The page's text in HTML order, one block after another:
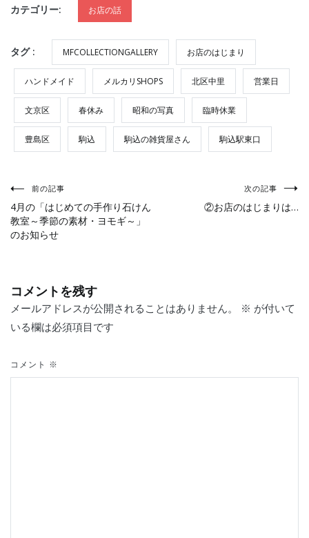
カテゴリー: お店の話
タグ : MFCOLLECTIONGALLERY お店のはじまり
ハンドメイド メルカリSHOPS 北区中里 営業日
文京区 春休み 昭和の写真 臨時休業
豊島区 駒込 駒込の雑貨屋さん 駒込駅東口
投
稿
ビ
ゲ
ー
前の記事
4月の「はじめての手作り石けん
教室～季節の素材・ヨモギ～」
のお知らせ
次の記事
②お店のはじまりは…
コメントを残す
メールアドレスが公開されることはありません。 ※ が付いて
いる欄は必須項目です
コメント ※